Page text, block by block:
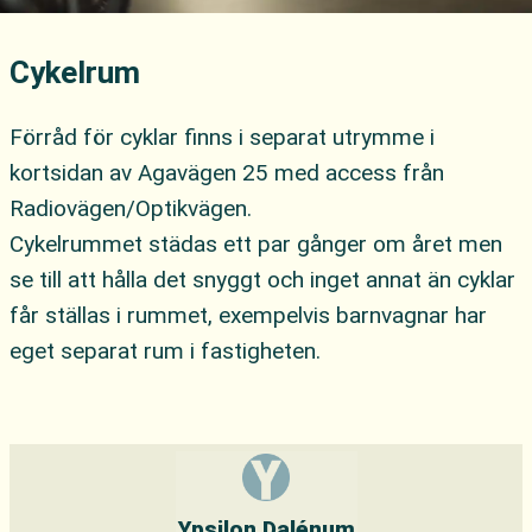
Cykelrum
Förråd för cyklar finns i separat utrymme i
kortsidan av Agavägen 25 med access från
Radiovägen/Optikvägen.
Cykelrummet städas ett par gånger om året men
se till att hålla det snyggt och inget annat än cyklar
får ställas i rummet, exempelvis barnvagnar har
eget separat rum i fastigheten.
Skicka